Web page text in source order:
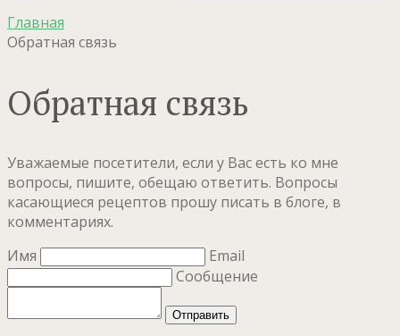
Главная
Обратная связь
Обратная связь
Уважаемые посетители, если у Вас есть ко мне
вопросы, пишите, обещаю ответить. Вопросы
касающиеся рецептов прошу писать в блоге, в
комментариях.
Имя
Email
Сообщение